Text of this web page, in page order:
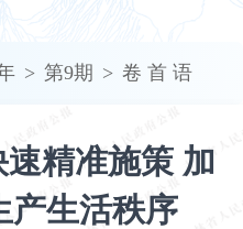
> 第9期 > 卷 首 语
精准施策 加
产生活秩序